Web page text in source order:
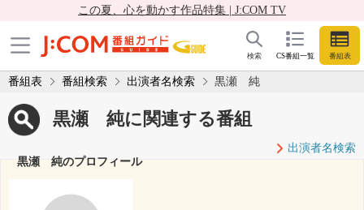
この夏、心を動かす作品特集 | J:COM TV
CS番組一覧 番組表
検索
番組表 番組検索 出演者名検索 黒瀬 純
黒瀬 純に関連する番組
出演者名検索
黒瀬 純のプロフィール